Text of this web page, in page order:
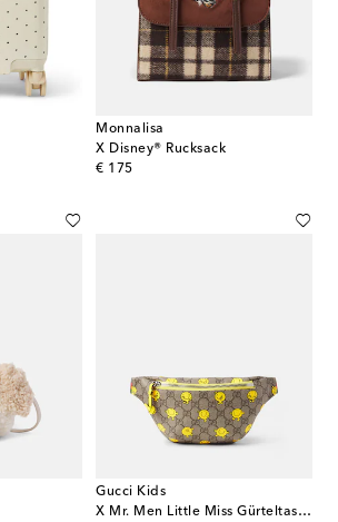
Monnalisa
X Disney® Rucksack
€ 175
original price
Gucci Kids
X Mr. Men Little Miss Gürteltasche GG aus Canvas